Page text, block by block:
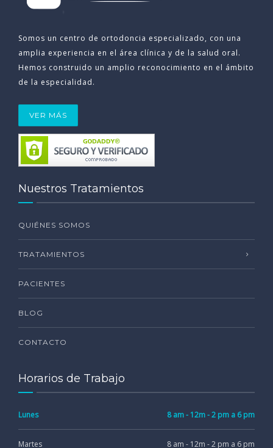
Somos un centro de ortodoncia especializado, con una
amplia experiencia en el área clínica y de la salud oral.
Hemos construido un amplio reconocimiento en el ámbito
de la especialidad.
VER MÁS
Nuestros Tratamientos
QUIÉNES SOMOS
TRATAMIENTOS
PACIENTES
BLOG
CONTACTO
Horarios de Trabajo
Lunes 8 am - 12m - 2 pm a 6 pm
Martes 8 am - 12m - 2 pm a 6 pm